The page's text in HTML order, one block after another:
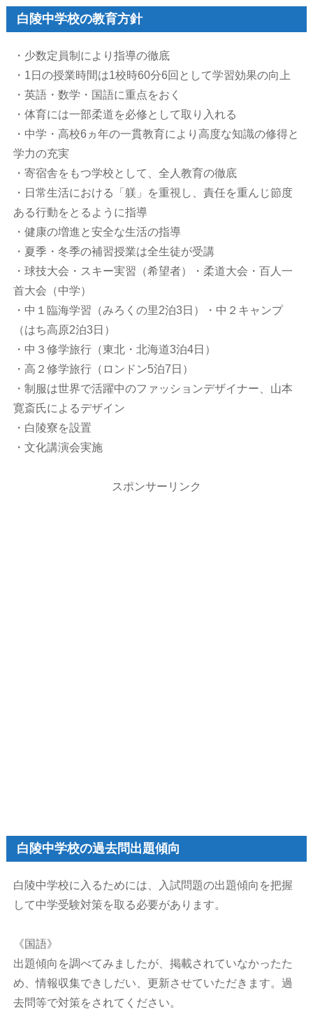
白陵中学校の教育方針
・少数定員制により指導の徹底
・1日の授業時間は1校時60分6回として学習効果の向上
・英語・数学・国語に重点をおく
・体育には一部柔道を必修として取り入れる
・中学・高校6ヵ年の一貫教育により高度な知識の修得と
学力の充実
・寄宿舎をもつ学校として、全人教育の徹底
・日常生活における「躾」を重視し、責任を重んじ節度
ある行動をとるように指導
・健康の増進と安全な生活の指導
・夏季・冬季の補習授業は全生徒が受講
・球技大会・スキー実習（希望者）・柔道大会・百人一
首大会（中学）
・中１臨海学習（みろくの里2泊3日）・中２キャンプ
（はち高原2泊3日）
・中３修学旅行（東北・北海道3泊4日）
・高２修学旅行（ロンドン5泊7日）
・制服は世界で活躍中のファッションデザイナー、山本
寛斎氏によるデザイン
・白陵寮を設置
・文化講演会実施
スポンサーリンク
白陵中学校の過去問出題傾向
白陵中学校に入るためには、入試問題の出題傾向を把握
して中学受験対策を取る必要があります。
《国語》
出題傾向を調べてみましたが、掲載されていなかったた
め、情報収集できしだい、更新させていただきます。過
去問等で対策をされてください。